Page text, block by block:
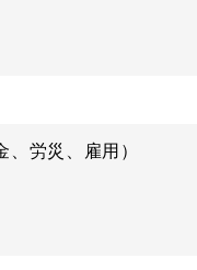
労災、雇用）